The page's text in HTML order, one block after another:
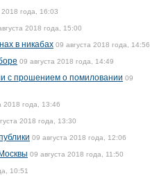
2018 года, 16:03
2018 года, 15:00
в никабах 09 августа 2018 года, 14:56
09 августа 2018 года, 14:49
с прошением о помиловании 09
2018 года, 13:46
2018 года, 13:30
09 августа 2018 года, 12:06
09 августа 2018 года, 11:50
10:51